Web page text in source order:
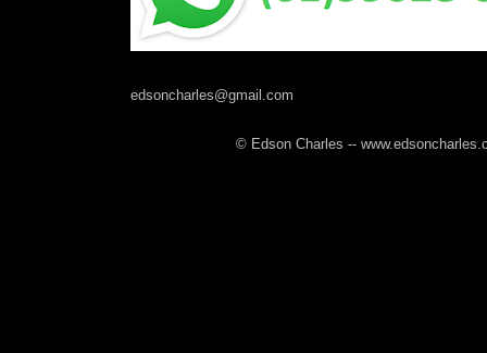
edsoncharles@gmail.com
© Edson Charles --